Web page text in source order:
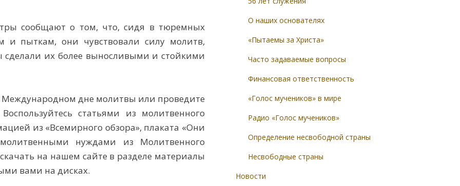
сообщают о том, что, сидя в тюремных
и пыткам, они чувствовали силу молитв,
сделали их более выносливыми и стойкими
Международном дне молитвы или проведите
статьями из молитвенного
из «Всемирного обзора», плаката «Они
нуждами из Молитвенного
на нашем сайте в разделе материалы
вами на дисках.
О наших основателях
«Пытаемы за Христа»
Часто задаваемые вопросы
Финансовая ответственность
«Голос мучеников» в мире
Радио «Голос мучеников»
Определение несвободной страны
Несвободные страны
Новости